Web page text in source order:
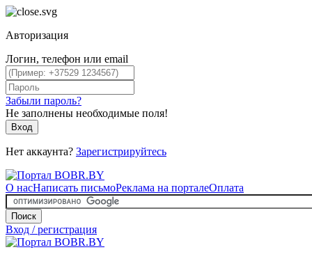
Авторизация
Логин, телефон или email
Забыли пароль?
Не заполнены необходимые поля!
Вход
Нет аккаунта? Зарегистрируйтесь
О насНаписать письмоРеклама на порталеОплата
Поиск
Вход / регистрация